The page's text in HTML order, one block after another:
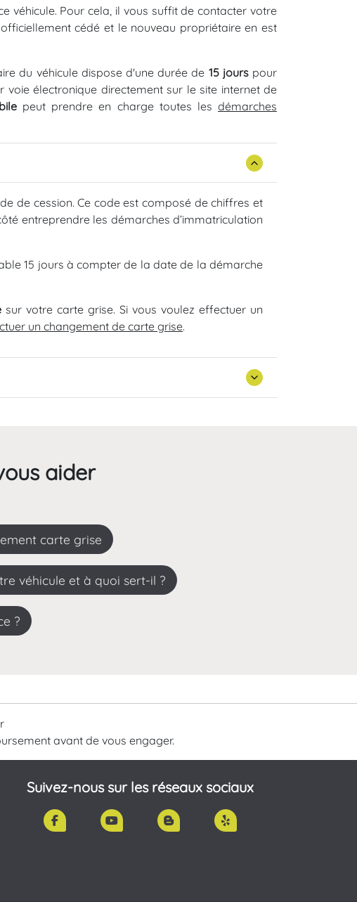
véhicule. Pour cela, il vous suffit de contacter votre
cédé et le nouveau propriétaire en est
du véhicule dispose d'une durée de 15 jourspour
voie électronique directement sur le site internet de
peut prendre en charge toutes lesdémarches
de cession. Ce code est composé de chiffres et
entreprendre les démarches d’immatriculation
15 jours à compter de la date de la démarche
sur votre carte grise. Si vous voulez effectuer un
un changement de carte grise.
aider
carte grise
véhicule et à quoi sert-il ?
?
avant de vous engager.
Suivez-nous sur les réseaux sociaux